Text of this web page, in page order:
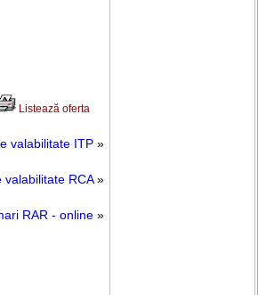
Listează oferta
valabilitate ITP »
valabilitate RCA»
RAR - online »